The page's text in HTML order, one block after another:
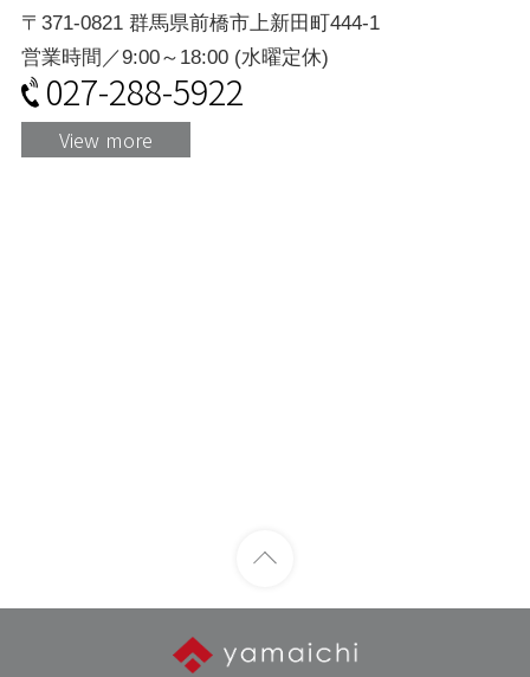
〒371-0821 群馬県前橋市上新田町444-1
営業時間／9:00～18:00 (水曜定休)
027-288-5922
View more